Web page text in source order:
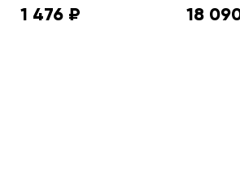
1 476 ₽ 18